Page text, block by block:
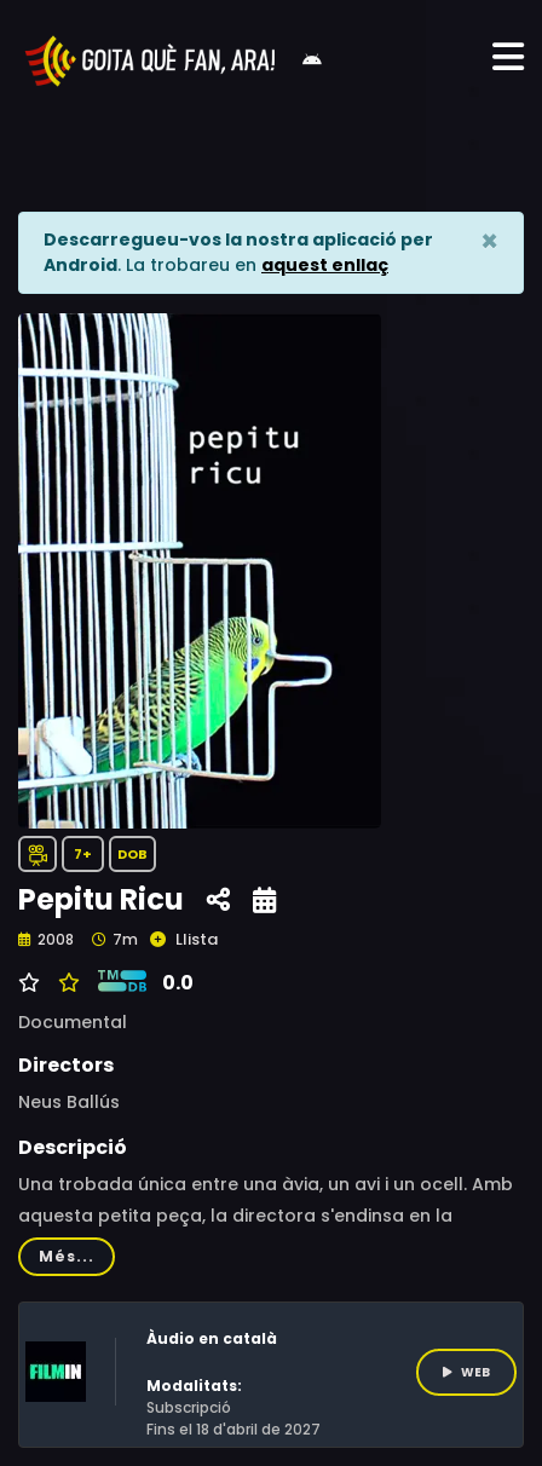
Descarregueu-vos la nostra aplicació per
Android. La trobareu en aquest enllaç
×
7+ DOB
Pepitu Ricu
2008 7m Llista
0.0
Documental
Directors
Neus Ballús
Descripció
Una trobada única entre una àvia, un avi i un ocell. Amb
aquesta petita peça, la directora s'endinsa en la
intimitat de la seva pròpia família per a trobar pistes
sobre la relació entre éssers humans i animals: La
primera sobre l'amor i la domesticació. La segona sobre
el desig. L'última sobre la llibertat.
Més...
Àudio en català
Modalitats:
Subscripció
Fins el 18 d'abril de 2027
WEB